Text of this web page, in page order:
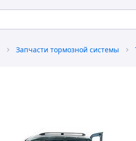
Запчасти тормозной системы